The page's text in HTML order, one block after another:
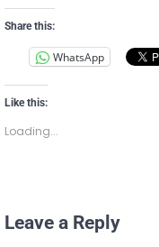
Share this:
WhatsApp
Like this:
Loading...
Leave a Reply